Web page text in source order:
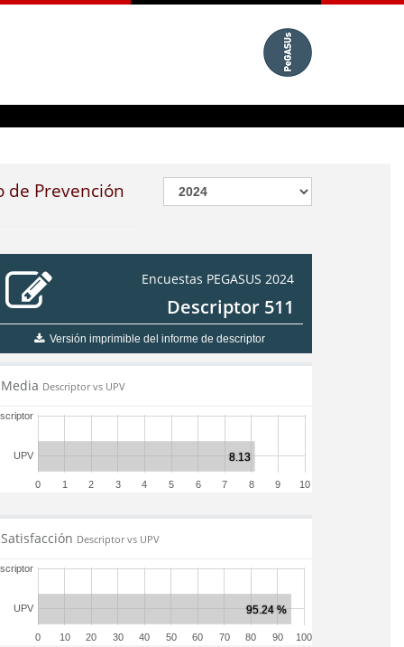
Prevención
Encuestas PEGASUS 2024
Descriptor 511
Versión imprimible del informe de descriptor
Media Descriptor vs UPV
0 1 2 3 4 5 6 7 8 9 10
UPV
Satisfacción Descriptor vs UPV
0 10 20 30 40 50 60 70 80 90 100
UPV